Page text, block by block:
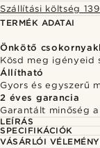
TERMÉK ADATAI
Önkötő
Kösd meg igényeid
Állítható
Gyors és egyszerű
2 éves garancia
Garantált minőség
LEÍRÁS
SPECIFIKÁCIÓK
VÁSÁRLÓI